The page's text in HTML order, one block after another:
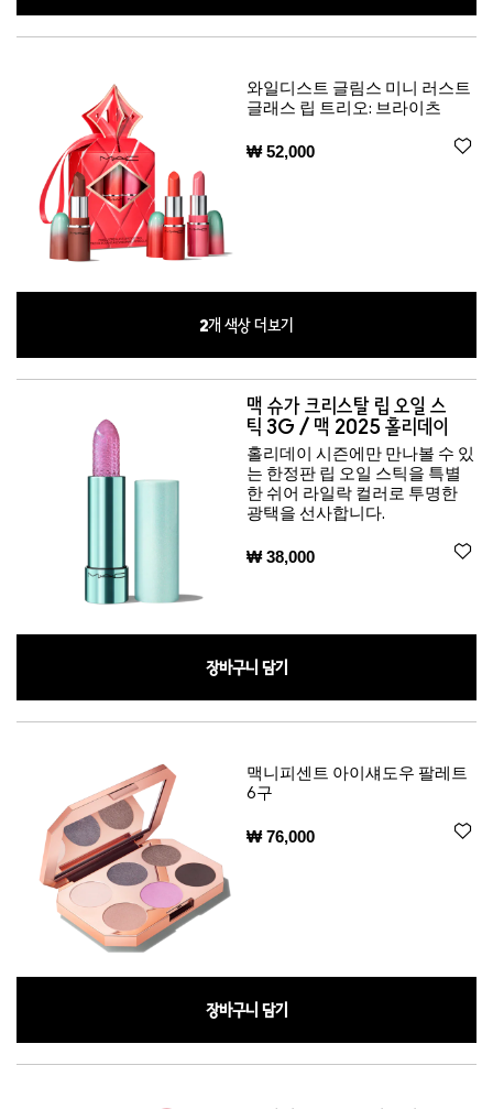
와일디스트 글림스 미니 러스트
글래스 립 트리오: 브라이츠
₩ 52,000
2개 색상 더보기
맥 슈가 크리스탈 립 오일 스
틱 3G / 맥 2025 홀리데이
홀리데이 시즌에만 만나볼 수 있
는 한정판 립 오일 스틱을 특별
한 쉬어 라일락 컬러로 투명한
광택을 선사합니다.
₩ 38,000
장바구니 담기
맥니피센트 아이섀도우 팔레트
6구
₩ 76,000
장바구니 담기